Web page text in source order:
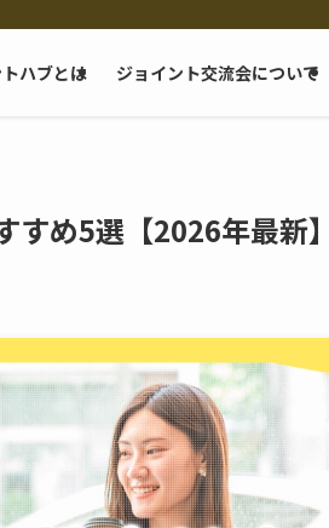
ハブとは ジョイント交流会について
め5選【2026年最新】